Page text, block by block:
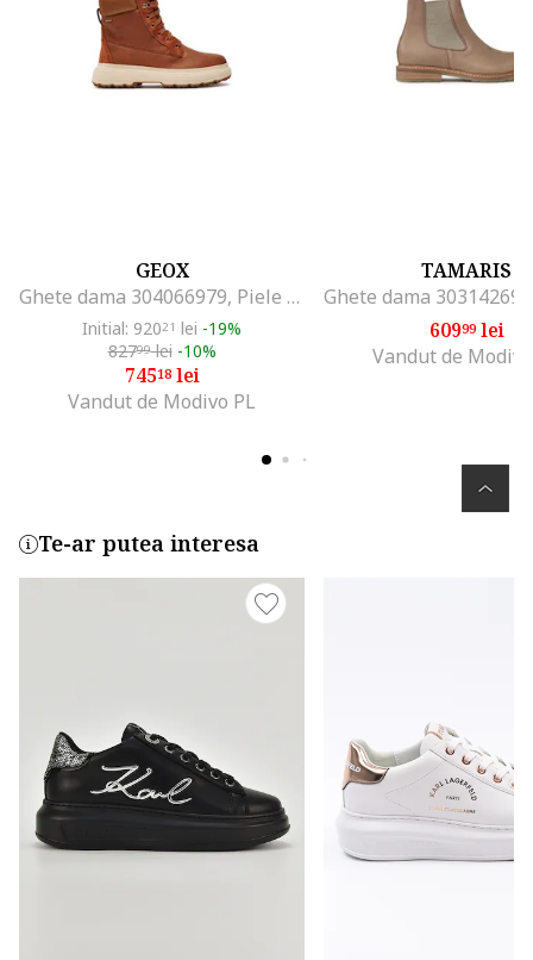
GEOX
Ghete dama 304066979, Piele naturala, Maro, Maro
Initial: 92021 lei -19%
82799lei -10%
74518lei
Vandut de Modivo PL
TAMARIS
60999lei
Vandut de
Te-ar putea interesa